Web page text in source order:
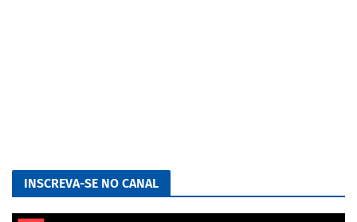
INSCREVA-SE NO CANAL